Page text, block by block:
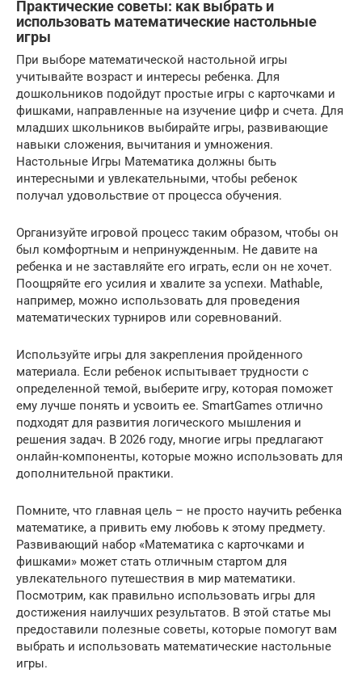
Практические советы: как выбрать и
использовать математические настольные
игры
При выборе математической настольной игры
учитывайте возраст и интересы ребенка. Для
дошкольников подойдут простые игры с карточками и
фишками, направленные на изучение цифр и счета. Для
младших школьников выбирайте игры, развивающие
навыки сложения, вычитания и умножения.
Настольные Игры Математика должны быть
интересными и увлекательными, чтобы ребенок
получал удовольствие от процесса обучения.
Организуйте игровой процесс таким образом, чтобы он
был комфортным и непринужденным. Не давите на
ребенка и не заставляйте его играть, если он не хочет.
Поощряйте его усилия и хвалите за успехи. Mathable,
например, можно использовать для проведения
математических турниров или соревнований.
Используйте игры для закрепления пройденного
материала. Если ребенок испытывает трудности с
определенной темой, выберите игру, которая поможет
ему лучше понять и усвоить ее. SmartGames отлично
подходят для развития логического мышления и
решения задач. В 2026 году, многие игры предлагают
онлайн-компоненты, которые можно использовать для
дополнительной практики.
Помните, что главная цель – не просто научить ребенка
математике, а привить ему любовь к этому предмету.
Развивающий набор «Математика с карточками и
фишками» может стать отличным стартом для
увлекательного путешествия в мир математики.
Посмотрим, как правильно использовать игры для
достижения наилучших результатов. В этой статье мы
предоставили полезные советы, которые помогут вам
выбрать и использовать математические настольные
игры.